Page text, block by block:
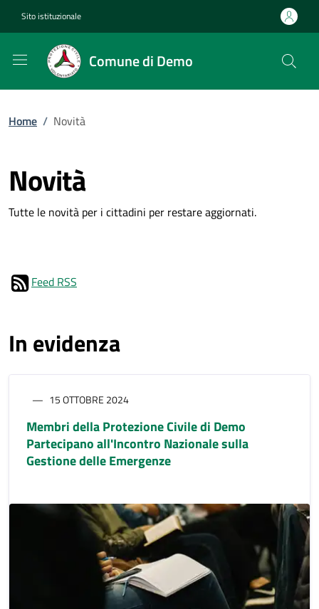
Sito istituzionale
Comune di Demo
Home / Novità
Novità
Tutte le novità per i cittadini per restare aggiornati.
Feed RSS
In evidenza
15 OTTOBRE 2024
Membri della Protezione Civile di Demo
Partecipano all'Incontro Nazionale sulla
Gestione delle Emergenze